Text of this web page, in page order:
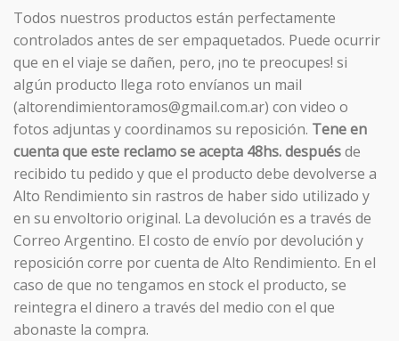
Todos nuestros productos están perfectamente
controlados antes de ser empaquetados. Puede ocurrir
que en el viaje se dañen, pero, ¡no te preocupes! si
algún producto llega roto envíanos un mail
(altorendimientoramos@gmail.com.ar) con video o
fotos adjuntas y coordinamos su reposición. Tene en
cuenta que este reclamo se acepta 48hs. despuésde
recibido tu pedido y que el producto debe devolverse a
Alto Rendimiento sin rastros de haber sido utilizado y
en su envoltorio original. La devolución es a través de
Correo Argentino. El costo de envío por devolución y
reposición corre por cuenta de Alto Rendimiento. En el
caso de que no tengamos en stock el producto, se
reintegra el dinero a través del medio con el que
abonaste la compra.